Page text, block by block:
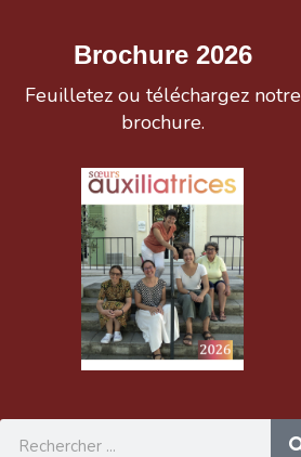
Brochure 2026
Feuilletez ou téléchargez notre
brochure.